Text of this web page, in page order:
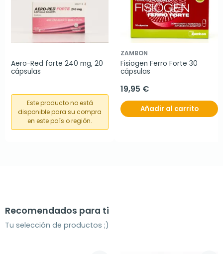
Aero-Red forte 240 mg, 20
cápsulas
Este producto no está
disponible para su compra
en este país o región.
ZAMBON
Fisiogen Ferro Forte 30
cápsulas
19,95 €
Añadir al carrito
Recomendados para ti
Tu selección de productos ;)